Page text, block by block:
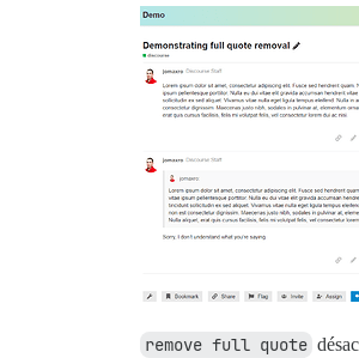
remove full quote